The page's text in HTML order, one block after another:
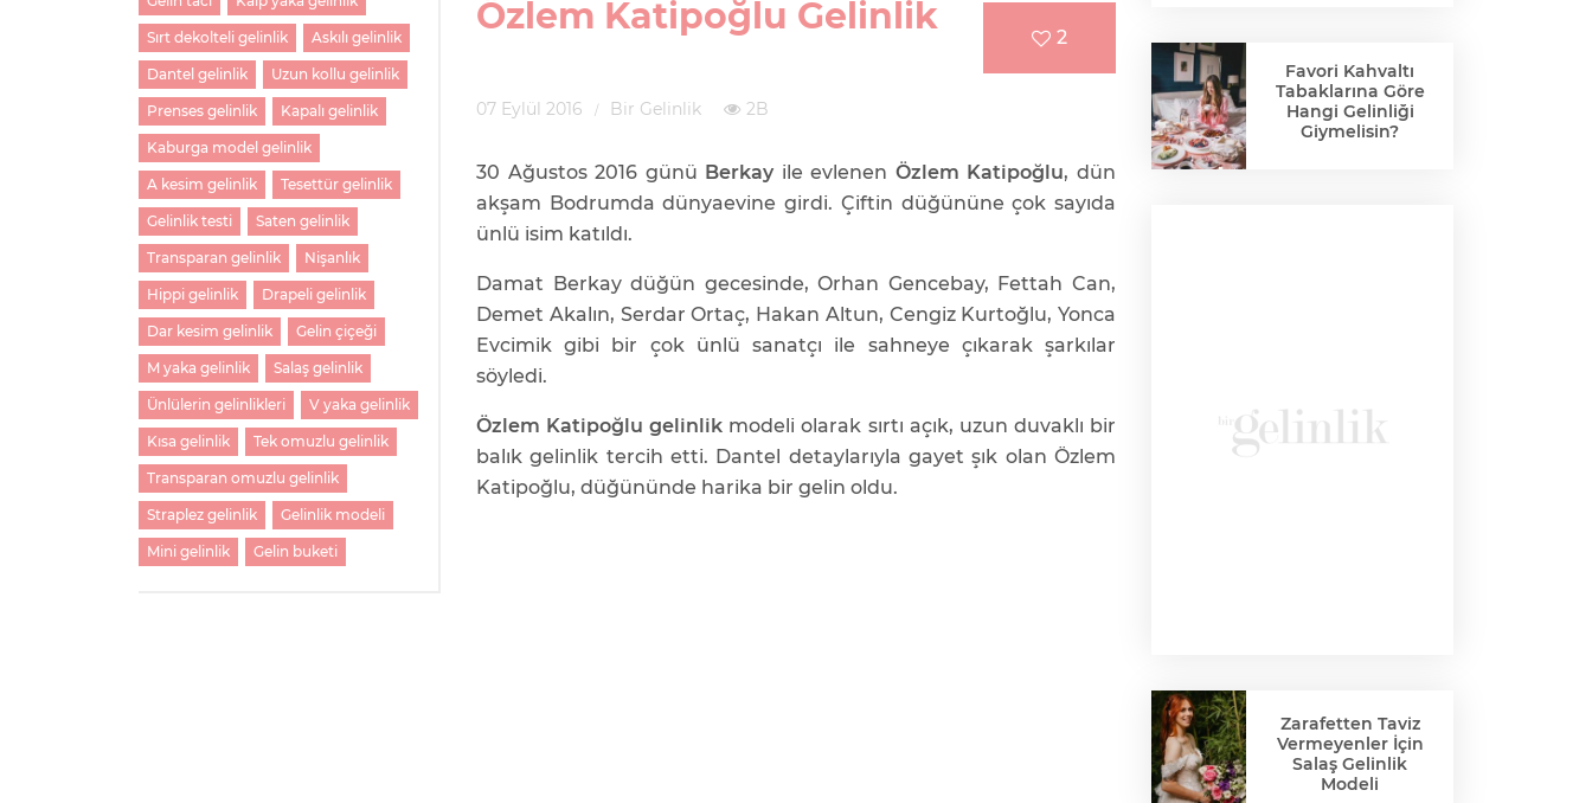
Tesettür
Transparan Omuzlu
V Yaka
Sırt dekolteli gelinlik Askılı gelinlik
Dantel gelinlik Uzun kollu gelinlik
Prenses gelinlik Kapalı gelinlik
Kaburga model gelinlik
A kesim gelinlik Tesettür gelinlik
Gelinlik testi Saten gelinlik
Transparan gelinlik Nişanlık
Hippi gelinlik Drapeli gelinlik
Dar kesim gelinlik Gelin çiçeği
M yaka gelinlik Salaş gelinlik
Ünlülerin gelinlikleri V yaka gelinlik
Kısa gelinlik Tek omuzlu gelinlik
Transparan omuzlu gelinlik
Straplez gelinlik Gelinlik modeli
Mini gelinlik Gelin buketi
Özlem Katipoğlu Gelinlik 2
07 Eylül 2016 Bir Gelinlik 2B
30 Ağustos 2016 günü Berkay ile evlenen Özlem Katipoğlu, dün
akşam Bodrumda dünyaevine girdi. Çiftin düğününe çok sayıda
ünlü isim katıldı.
Damat Berkay düğün gecesinde, Orhan Gencebay, Fettah Can,
Demet Akalın, Serdar Ortaç, Hakan Altun, Cengiz Kurtoğlu, Yonca
Evcimik gibi bir çok ünlü sanatçı ile sahneye çıkarak şarkılar
söyledi.
Özlem Katipoğlu gelinlik modeli olarak sırtı açık, uzun duvaklı bir
balık gelinlik tercih etti. Dantel detaylarıyla gayet şık olan Özlem
Katipoğlu, düğününde harika bir gelin oldu.
Favori Kahvaltı
Tabaklarına Göre
Hangi Gelinliği
Giymelisin?
Zarafetten Taviz
Vermeyenler İçin
Salaş Gelinlik
Modeli